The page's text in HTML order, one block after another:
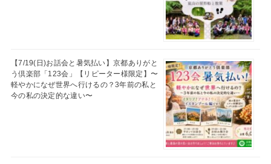
【7/19(日)お話会と暑気払い】京都ありがと
う倶楽部「123会」【リピーター様限定】〜
軽やかになぜ世界へ行けるの？3年前の私と
今の私の決定的な違い〜